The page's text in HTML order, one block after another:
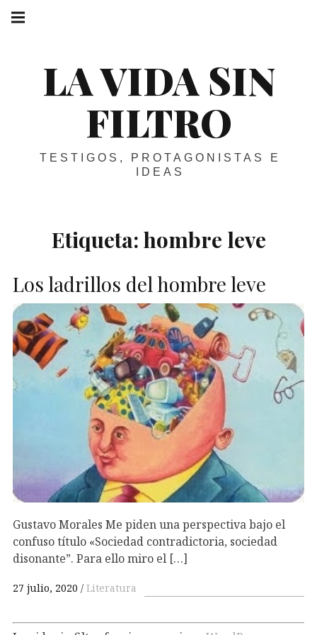
Skip
LA VIDA SIN
FILTRO
TESTIGOS, PROTAGONISTAS E
IDEAS
navigation
Etiqueta: hombre leve
Los ladrillos del hombre leve
Gustavo Morales Me piden una perspectiva bajo el
confuso título «Sociedad contradictoria, sociedad
disonante”. Para ello miro el […]
27 julio, 2020 Literatura